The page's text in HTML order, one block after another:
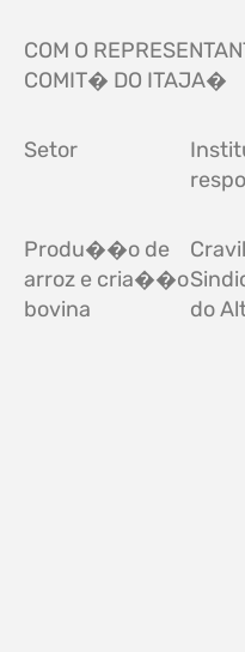
COM O
COMIT� DO ITAJA�
Setor
Produ��o de
arroz e cria��o
bovina
do